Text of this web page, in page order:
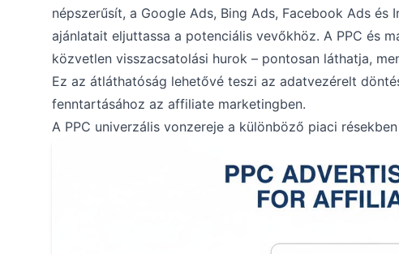
népszerűsít, a Google Ads, Bing Ads, Facebook Ads
ajánlatait eljuttassa a potenciális vevőkhöz. A PPC és
közvetlen visszacsatolási hurok – pontosan láthatja,
Ez az átláthatóság lehetővé teszi az adatvezérelt
fenntartásához az affiliate marketingben.
A PPC univerzális vonzereje a különböző piaci résekben